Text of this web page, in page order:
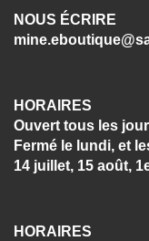
NOUS ÉCRIRE
HORAIRES
Ouvert tous les
Fermé le lundi, et
14 juillet, 15 août,
HORAIRES